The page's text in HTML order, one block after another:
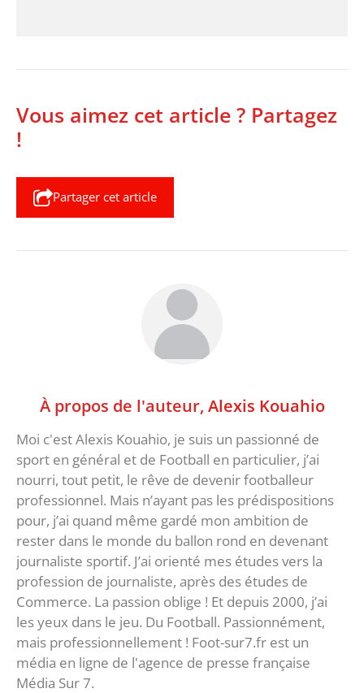
Vous aimez cet article ? Partagez
!
Partager cet article
À propos de l'auteur, Alexis Kouahio
Moi c'est Alexis Kouahio, je suis un passionné de
sport en général et de Football en particulier, j’ai
nourri, tout petit, le rêve de devenir footballeur
professionnel. Mais n’ayant pas les prédispositions
pour, j’ai quand même gardé mon ambition de
rester dans le monde du ballon rond en devenant
journaliste sportif. J’ai orienté mes études vers la
profession de journaliste, après des études de
Commerce. La passion oblige ! Et depuis 2000, j’ai
les yeux dans le jeu. Du Football. Passionnément,
mais professionnellement ! Foot-sur7.fr est un
média en ligne de l'agence de presse française
Média Sur 7.